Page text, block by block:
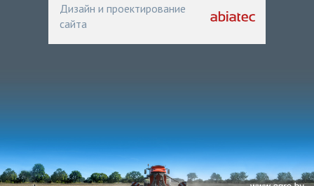
Дизайн и проектирование
сайта